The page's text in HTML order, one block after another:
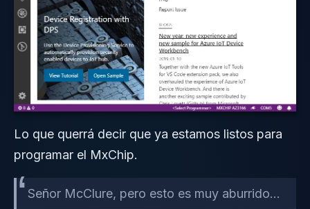
Lo que querrá decir que ya estamos listos para
programar el MxChip.
Señor McClure, pero esto es muy aburrido…